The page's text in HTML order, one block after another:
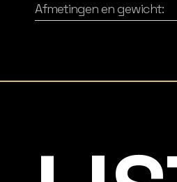
Afmetingen en gewicht: